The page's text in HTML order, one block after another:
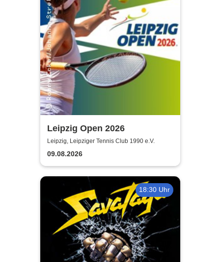
Leipzig Open 2026
Leipzig, Leipziger Tennis Club 1990 e.V.
09.08.2026
18:30 Uhr